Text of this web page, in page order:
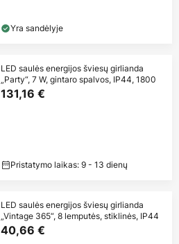
Yra sandėlyje
LED saulės energijos šviesų girlianda
„Party“, 7 W, gintaro spalvos, IP44, 1800
131,16 €
Pristatymo laikas: 9 - 13 dienų
LED saulės energijos šviesų girlianda
„Vintage 365“, 8 lemputės, stiklinės, IP44
40,66 €